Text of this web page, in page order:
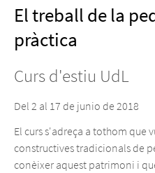
El treball de la
pràctica
Curs d'estiu UdL
Del 2 al 17 de junio de 2018
El curs s'adreça a tothom que
constructives tradicionals de
conèixer aquest patrimoni i